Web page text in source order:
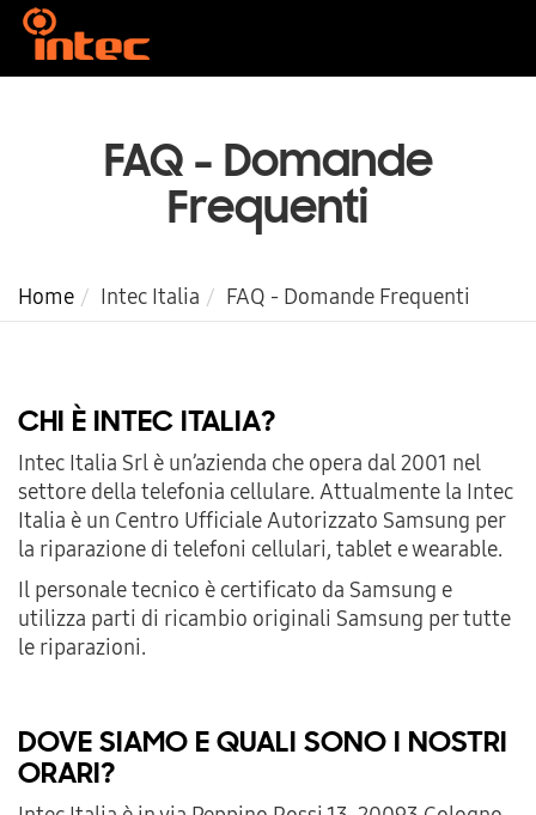
FAQ - Domande
Frequenti
Home Intec Italia FAQ - Domande Frequenti
CHI È INTEC ITALIA?
Intec Italia Srl è un’azienda che opera dal 2001 nel
settore della telefonia cellulare. Attualmente la Intec
Italia è un Centro Ufficiale Autorizzato Samsung per
la riparazione di telefoni cellulari, tablet e wearable.
Il personale tecnico è certificato da Samsung e
utilizza parti di ricambio originali Samsung per tutte
le riparazioni.
DOVE SIAMO E QUALI SONO I NOSTRI
ORARI?